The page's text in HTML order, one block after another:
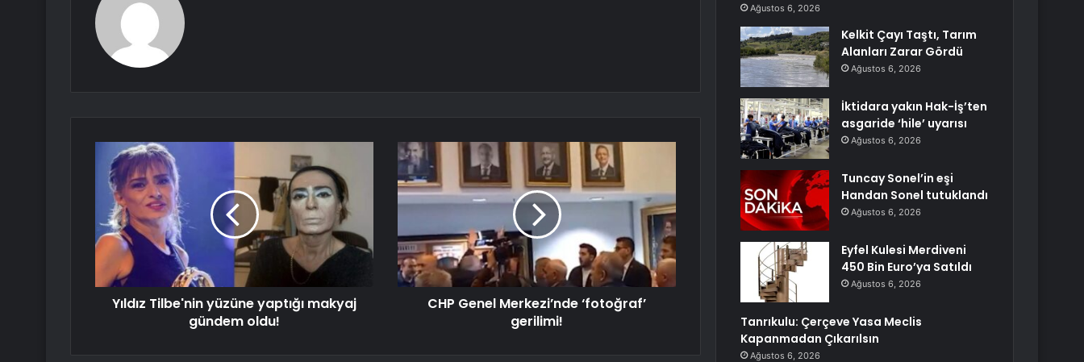
Yıldız Tilbe'nin yüzüne yaptığı makyaj
gündem oldu!
CHP Genel Merkezi’nde ‘fotoğraf’
gerilimi!
Ağustos 6, 2026
Kelkit Çayı Taştı, Tarım
Alanları Zarar Gördü
Ağustos 6, 2026
İktidara yakın Hak-İş’ten
asgaride ‘hile’ uyarısı
Ağustos 6, 2026
Tuncay Sonel’in eşi
Handan Sonel tutuklandı
Ağustos 6, 2026
Eyfel Kulesi Merdiveni
450 Bin Euro’ya Satıldı
Ağustos 6, 2026
Tanrıkulu: Çerçeve Yasa Meclis
Kapanmadan Çıkarılsın
Ağustos 6, 2026